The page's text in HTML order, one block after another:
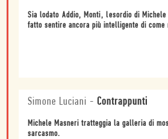
Sia lodato Addio, Monti, lesordio di
fatto sentire ancora più intelligente di
Simone Luciani - Contrappunti
Michele Masneri tratteggia la galleria di
sarcasmo.